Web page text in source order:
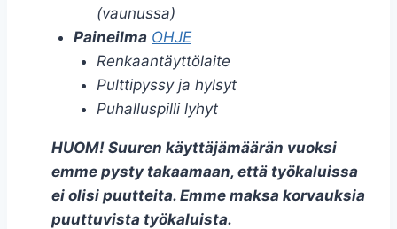
(vaunussa)
Paineilma OHJE
Renkaantäyttölaite
Pulttipyssy ja hylsyt
Puhalluspilli lyhyt
HUOM! Suuren käyttäjämäärän vuoksi
emme pysty takaamaan, että työkaluissa
ei olisi puutteita. Emme maksa korvauksia
puuttuvista työkaluista.